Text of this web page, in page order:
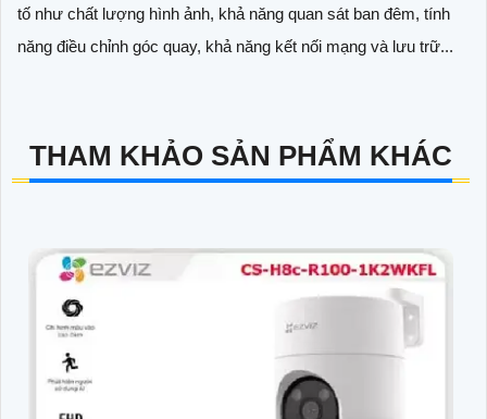
tố như chất lượng hình ảnh, khả năng quan sát ban đêm, tính
năng điều chỉnh góc quay, khả năng kết nối mạng và lưu trữ...
THAM KHẢO SẢN PHẨM KHÁC